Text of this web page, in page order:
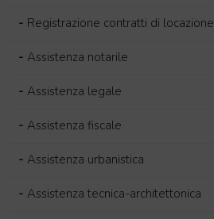
- Registrazione contratti di locazione
- Assistenza notarile
- Assistenza legale
- Assistenza fiscale
- Assistenza urbanistica
- Assistenza tecnica-architettonica